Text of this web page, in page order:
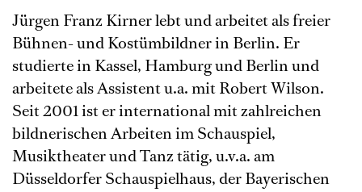
Jürgen Franz Kirner lebt und arbeitet als freier
Bühnen- und Kostümbildner in Berlin. Er
studierte in Kassel, Hamburg und Berlin und
arbeitete als Assistent u.a. mit Robert Wilson.
Seit 2001 ist er international mit zahlreichen
bildnerischen Arbeiten im Schauspiel,
Musiktheater und Tanz tätig, u.v.a. am
Düsseldorfer Schauspielhaus, der Bayerischen